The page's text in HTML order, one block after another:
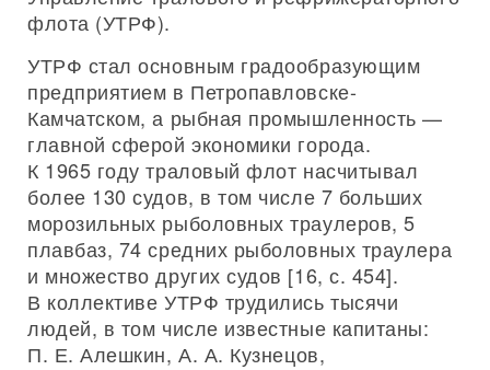
флота (УТРФ).
УТРФ стал основным градообразующим
предприятием в Петропавловске-
Камчатском, а рыбная промышленность —
главной сферой экономики города.
К 1965 году траловый флот насчитывал
более 130 судов, в том числе 7 больших
морозильных рыболовных траулеров, 5
плавбаз, 74 средних рыболовных траулера
и множество других судов [16, с. 454].
В коллективе УТРФ трудились тысячи
людей, в том числе известные капитаны:
П. Е. Алешкин, А. А. Кузнецов,